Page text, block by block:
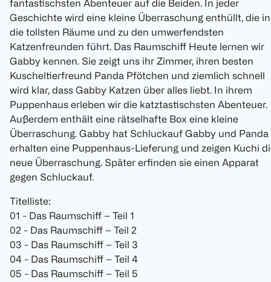
fantastischsten Abenteuer auf die Beiden. In jeder
Geschichte wird eine kleine Überraschung enthüllt, die in
die tollsten Räume und zu den umwerfendsten
Katzenfreunden führt. Das Raumschiff Heute lernen wir
Gabby kennen. Sie zeigt uns ihr Zimmer, ihren besten
Kuscheltierfreund Panda Pfötchen und ziemlich schnell
wird klar, dass Gabby Katzen über alles liebt. In ihrem
Puppenhaus erleben wir die katztastischsten Abenteuer.
Außerdem enthält eine rätselhafte Box eine kleine
Überraschung. Gabby hat Schluckauf Gabby und Panda
erhalten eine Puppenhaus-Lieferung und zeigen Kuchi
neue Überraschung. Später erfinden sie einen Apparat
gegen Schluckauf.
Titelliste:
01 - Das Raumschiff – Teil 1
02 - Das Raumschiff – Teil 2
03 - Das Raumschiff – Teil 3
04 - Das Raumschiff – Teil 4
05 - Das Raumschiff – Teil 5